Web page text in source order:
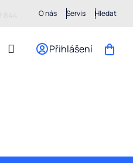
O nás Servis Hledat
Přihlášení